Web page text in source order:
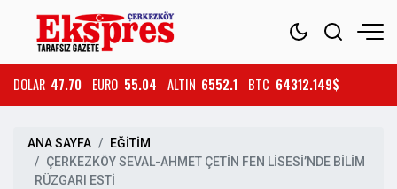
DOLAR 47.70 EURO 55.04 ALTIN 6552.1 BTC 64312.149$
ANA SAYFA
EĞİTİM
ÇERKEZKÖY SEVAL-AHMET ÇETİN FEN LİSESİ’NDE BİLİM
RÜZGARI ESTİ